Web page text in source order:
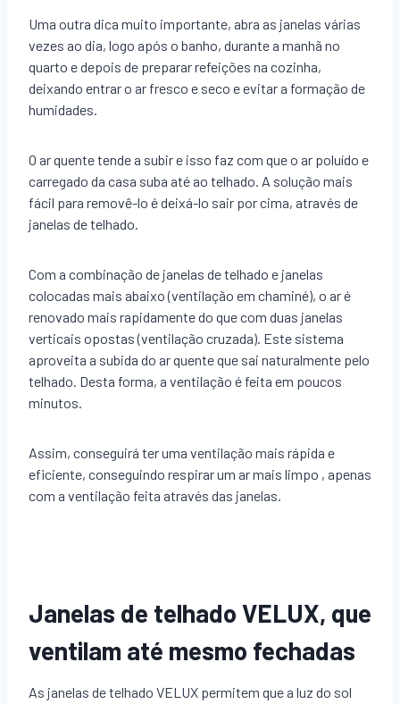
Uma outra dica muito importante, abra as janelas várias
vezes ao dia, logo após o banho, durante a manhã no
quarto e depois de preparar refeições na cozinha,
deixando entrar o ar fresco e seco e evitar a formação de
humidades.
O ar quente tende a subir e isso faz com que o ar poluído e
carregado da casa suba até ao telhado. A solução mais
fácil para removê-lo é deixá-lo sair por cima, através de
janelas de telhado.
Com a combinação de janelas de telhado e janelas
colocadas mais abaixo (ventilação em chaminé), o ar é
renovado mais rapidamente do que com duas janelas
verticais opostas (ventilação cruzada). Este sistema
aproveita a subida do ar quente que sai naturalmente pelo
telhado. Desta forma, a ventilação é feita em poucos
minutos.
Assim, conseguirá ter uma ventilação mais rápida e
eficiente, conseguindo respirar um ar mais limpo , apenas
com a ventilação feita através das janelas.
Janelas de telhado VELUX, que
ventilam até mesmo fechadas
As janelas de telhado VELUX permitem que a luz do sol